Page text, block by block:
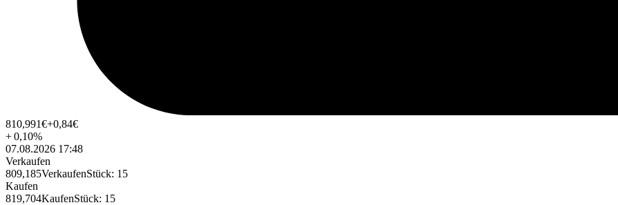
810,991€+0,84€
+0,10%
07.08.2026 17:48
Verkaufen
809,185VerkaufenStück: 15
Kaufen
819,704KaufenStück: 15